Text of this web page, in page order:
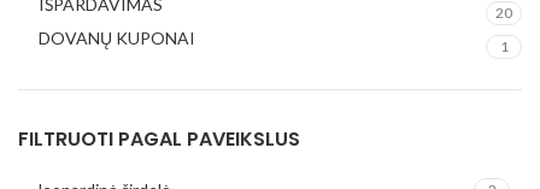
IŠPARDAVIMAS 20
DOVANŲ KUPONAI 1
FILTRUOTI PAGAL PAVEIKSLUS